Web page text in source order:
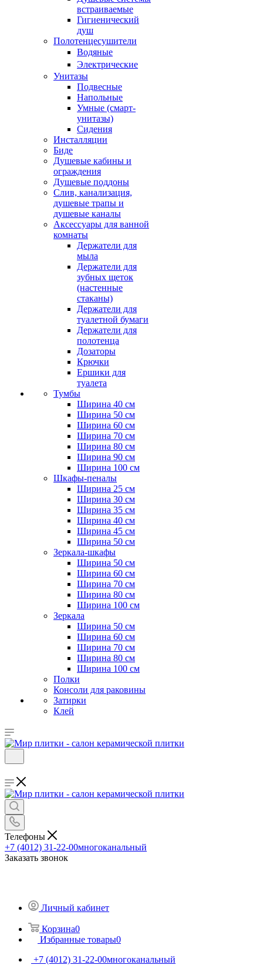
встраиваемые
Гигиенический
душ
Полотенцесушители
ㅤВодяные
ㅤЭлектрические
Унитазы
Подвесные
Напольные
Умные (смарт-
унитазы)
Сидения
Инсталляции
Биде
Душевые кабины и
ограждения
Душевые поддоны
Слив, канализация,
душевые трапы и
душевые каналы
Аксессуары для ванной
комнаты
Держатели для
мыла
Держатели для
зубных щеток
(настенные
стаканы)
Держатели для
туалетной бумаги
Держатели для
полотенца
Дозаторы
Крючки
Ершики для
туалета
Тумбы
Ширина 40 см
Ширина 50 см
Ширина 60 см
Ширина 70 см
Ширина 80 см
Ширина 90 см
Ширина 100 см
Шкафы-пеналы
Ширина 25 см
Ширина 30 см
Ширина 35 см
Ширина 40 см
Ширина 45 см
Ширина 50 см
Зеркала-шкафы
Ширина 50 см
Ширина 60 см
Ширина 70 см
Ширина 80 см
Ширина 100 см
Зеркала
Ширина 50 см
Ширина 60 см
Ширина 70 см
Ширина 80 см
Ширина 100 см
Полки
Консоли для раковины
Затирки
Клей
Телефоны
+7 (4012) 31-22-00многоканальный
Заказать звонок
Личный кабинет
Корзина0
Избранные товары0
+7 (4012) 31-22-00многоканальный